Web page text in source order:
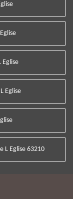
Eglise
Eglise
L Eglise 63210